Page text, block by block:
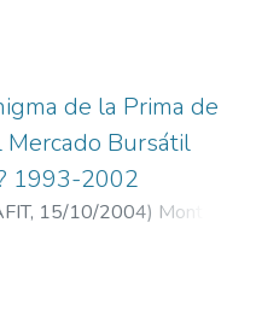
de Medellín E.S.P.E
de la Prima de
Mercado Bursátil
1993-2002
, 15/10/2004) Montoya